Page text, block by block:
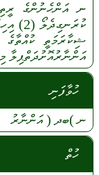
ނއަންހެނުންގެ
ކުރަނގިދެލޯ (2)
ޝިކާރަމަތީ
އަންނާރުއޮށުދަތްޕިލާ
ހުވާފަނި
ނ)ބދ (އަންނާރު
ހުތް